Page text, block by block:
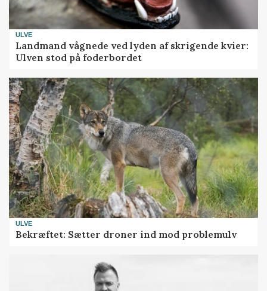
ULVE
Landmand vågnede ved lyden af skrigende kvier:
Ulven stod på foderbordet
ULVE
Bekræftet: Sætter droner ind mod problemulv